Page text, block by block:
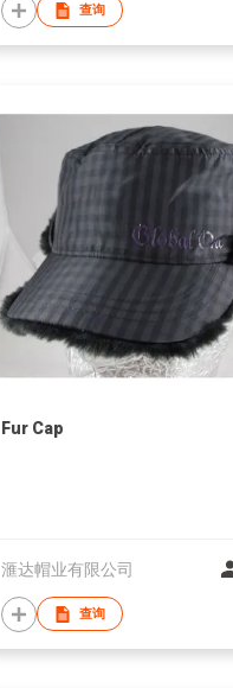
查询
Fur Cap
滙达帽业有限公司
查询